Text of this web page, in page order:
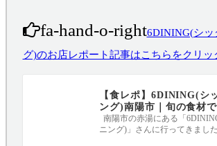
fa-hand-o-right6DINING(シッ
グ)のお店レポート記事はこちらをクリッ
【食レポ】6DINING(シ
ング)南陽市｜旬の食材
るランチを堪能
南陽市の赤湯にある「
ニング)」さんに行ってきまし